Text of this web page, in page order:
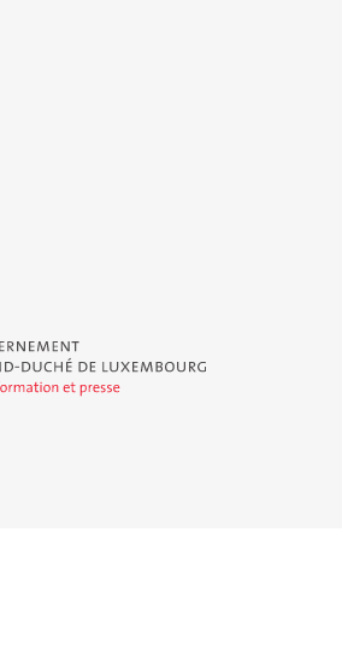
Duché de Luxembourg - Service
data.public.lu